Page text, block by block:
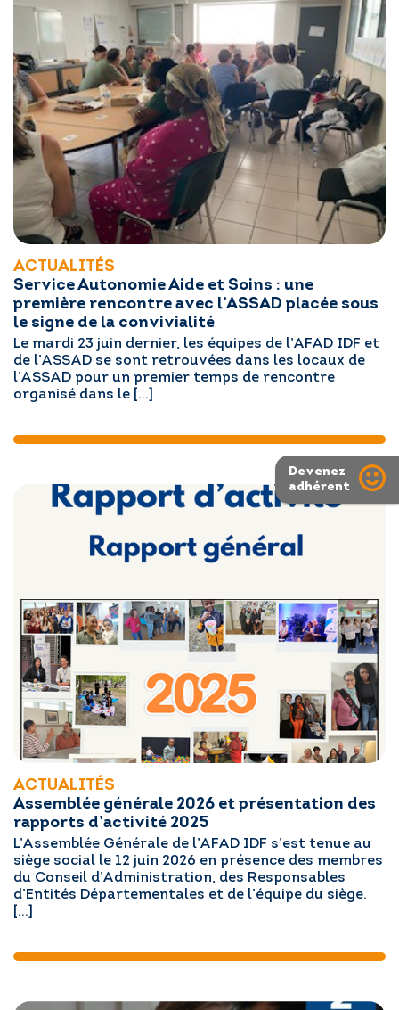
ACTUALITÉS
Service Autonomie Aide et Soins : une
première rencontre avec l’ASSAD placée sous
le signe de la convivialité
Le mardi 23 juin dernier, les équipes de l’AFAD IDF et
de l’ASSAD se sont retrouvées dans les locaux de
l’ASSAD pour un premier temps de rencontre
organisé dans le […]
ACTUALITÉS
Assemblée générale 2026 et présentation des
rapports d’activité 2025
L’Assemblée Générale de l’AFAD IDF s’est tenue au
siège social le 12 juin 2026 en présence des membres
du Conseil d’Administration, des Responsables
d’Entités Départementales et de l’équipe du siège.
[…]
Devenez
adhérent